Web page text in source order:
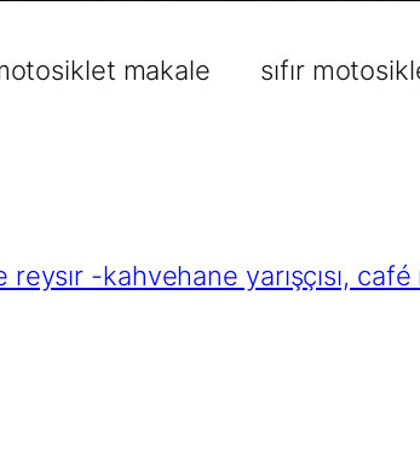
makale sıfır
reysır -kahvehane yarışçısı,